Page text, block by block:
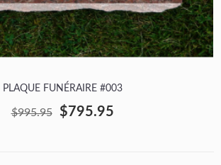
PLAQUE FUNÉRAIRE #003
$995.95 $795.95